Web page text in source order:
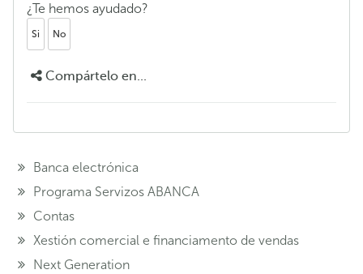
¿Te hemos ayudado?
Si No
Compártelo en...
Banca electrónica
Programa Servizos ABANCA
Contas
Xestión comercial e financiamento de vendas
Next Generation